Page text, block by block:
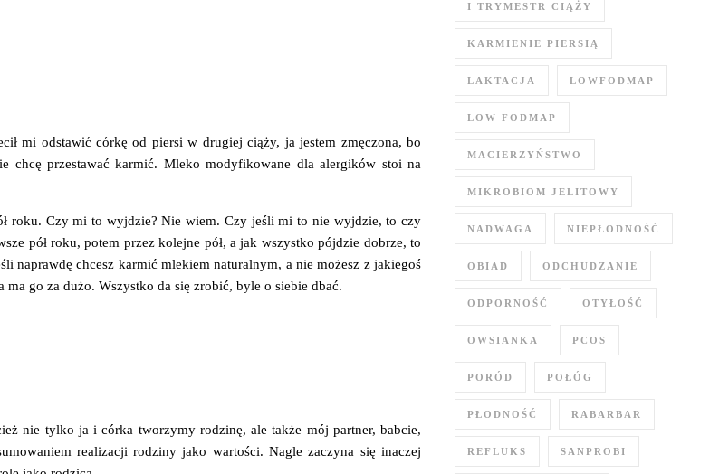
mi odstawić córkę od piersi w drugiej ciąży, ja jestem zmęczona, bo
chcę przestawać karmić. Mleko modyfikowane dla alergików stoi na
roku. Czy mi to wyjdzie? Nie wiem. Czy jeśli mi to nie wyjdzie, to czy
pół roku, potem przez kolejne pół, a jak wszystko pójdzie dobrze, to
naprawdę chcesz karmić mlekiem naturalnym, a nie możesz z jakiegoś
go za dużo. Wszystko da się zrobić, byle o siebie dbać.
nie tylko ja i córka tworzymy rodzinę, ale także mój partner, babcie,
realizacji rodziny jako wartości. Nagle zaczyna się inaczej
I TRYMESTR CIĄŻY
KARMIENIE PIERSIĄ
LAKTACJA LOWFODMAP
LOW FODMAP
MACIERZYŃSTWO
MIKROBIOM JELITOWY
NADWAGA NIEPŁODNOŚĆ
OBIAD ODCHUDZANIE
ODPORNOŚĆ OTYŁOŚĆ
OWSIANKA PCOS
PORÓD POŁÓG
PŁODNOŚĆ RABARBAR
REFLUKS SANPROBI